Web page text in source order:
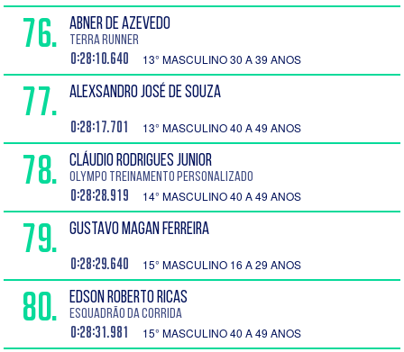
76. ABNER DE AZEVEDO
Terra Runner
0:28:10.640 13° MASCULINO 30 A 39 ANOS
77. ALEXSANDRO JOSÉ DE SOUZA
0:28:17.701 13° MASCULINO 40 A 49 ANOS
78. CLÁUDIO RODRIGUES JUNIOR
Olympo Treinamento Personalizado
0:28:28.919 14° MASCULINO 40 A 49 ANOS
79. GUSTAVO MAGAN FERREIRA
0:28:29.640 15° MASCULINO 16 A 29 ANOS
80. EDSON ROBERTO RICAS
Esquadrão da Corrida
0:28:31.981 15° MASCULINO 40 A 49 ANOS